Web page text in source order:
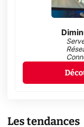
Les tendances